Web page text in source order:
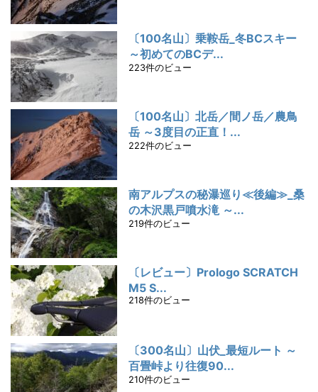
〔100名山〕乗鞍岳_冬BCスキー
～初めてのBCデ...
223件のビュー
〔100名山〕北岳／間ノ岳／農鳥
岳 ～3度目の正直！...
222件のビュー
南アルプスの秘瀑巡り≪後編≫_桑
の木沢黒戸噴水滝 ～...
219件のビュー
〔レビュー〕Prologo SCRATCH
M5 S...
218件のビュー
〔300名山〕山伏_最短ルート ～
百畳峠より往復90...
210件のビュー